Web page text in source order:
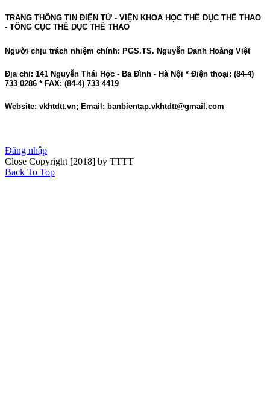
TRANG THÔNG TIN ĐIỆN TỬ - VIỆN KHOA HỌC THỂ DỤC THỂ THAO
- TỔNG CỤC THỂ DỤC THỂ THAO
Người chịu trách nhiệm chính: PGS.TS. Nguyễn Danh Hoàng Việt
Địa chỉ: 141 Nguyễn Thái Học - Ba Đình - Hà Nội * Điện thoại: (84-4)
733 0286 * FAX: (84-4) 733 4419
Website: vkhtdtt.vn; Email: banbientap.vkhtdtt@gmail.com
Đăng nhập
Close Copyright [2018] by TTTT
Back To Top